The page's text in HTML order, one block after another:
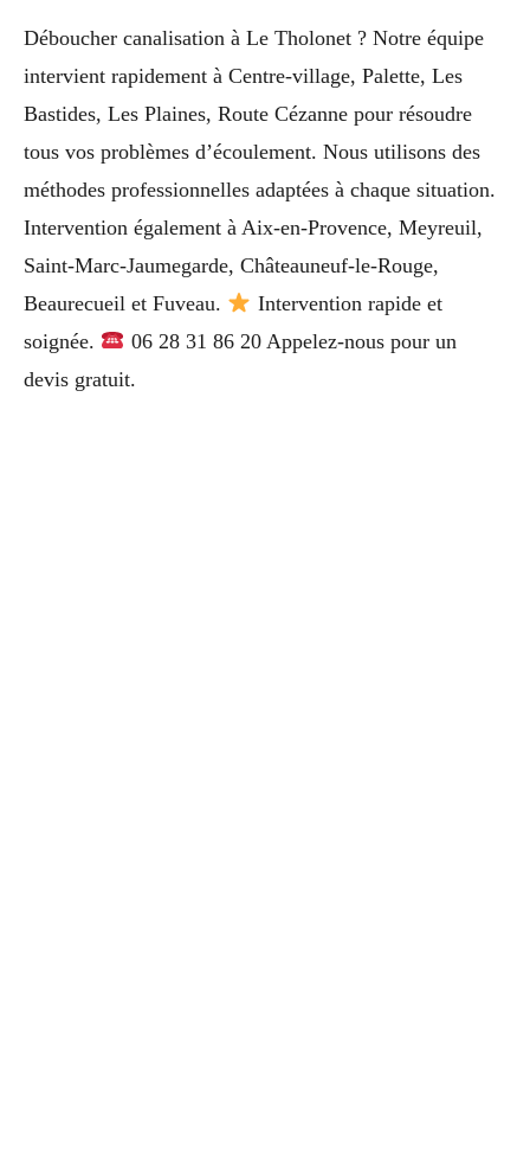
Déboucher canalisation à Le Tholonet ? Notre équipe
intervient rapidement à Centre-village, Palette, Les
Bastides, Les Plaines, Route Cézanne pour résoudre
tous vos problèmes d’écoulement. Nous utilisons des
méthodes professionnelles adaptées à chaque situation.
Intervention également à Aix-en-Provence, Meyreuil,
Saint-Marc-Jaumegarde, Châteauneuf-le-Rouge,
Beaurecueil et Fuveau.
Intervention rapide et
soignée.
06 28 31 86 20 Appelez-nous pour un
devis gratuit.